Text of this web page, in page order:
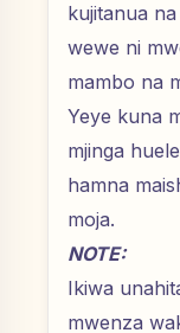
kujitanua
wewe ni
mambo na
Yeye kuna
mjinga
hamna
moja.
NOTE:
Ikiwa
mwenza